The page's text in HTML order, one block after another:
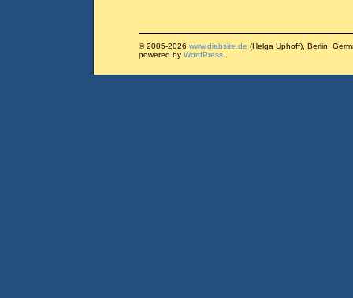
© 2005-2026 www.diabsite.de (Helga Uphoff), Berlin,
powered by WordPress.